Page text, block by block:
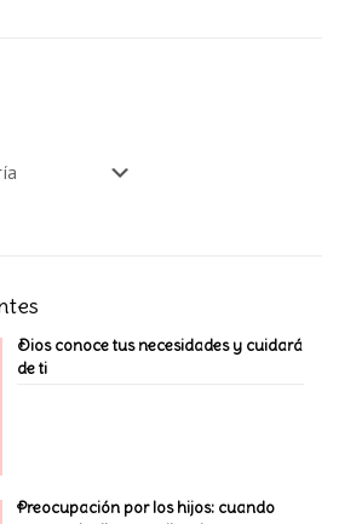
Dios conoce tus necesidades y cuidará
de ti
Preocupación por los hijos: cuando